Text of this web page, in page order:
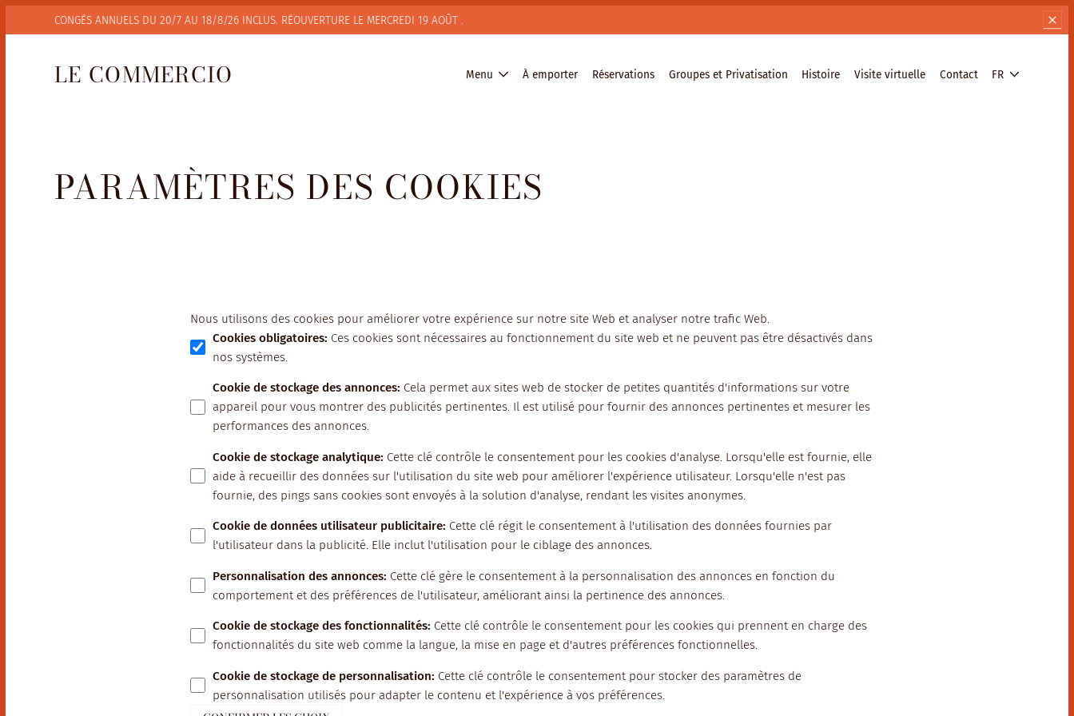
CONGÉS ANNUELS DU 20/7 AU 18/8/26 INCLUS. RÉOUVERTURE LE MERCREDI 19 AOÛT .
LE COMMERCIO Menu À emporter Réservations Groupes et Privatisation Histoire Visite virtuelle Contact FR
PARAMÈTRES DES COOKIES
Nous utilisons des cookies pour améliorer votre expérience sur notre site Web et analyser notre trafic Web.
Cookies obligatoires: Ces cookies sont nécessaires au fonctionnement du site web et ne peuvent pas être désactivés dans
nos systèmes.
Cookie de stockage des annonces: Cela permet aux sites web de stocker de petites quantités d'informations sur votre
appareil pour vous montrer des publicités pertinentes. Il est utilisé pour fournir des annonces pertinentes et mesurer les
performances des annonces.
Cookie de stockage analytique: Cette clé contrôle le consentement pour les cookies d'analyse. Lorsqu'elle est fournie, elle
aide à recueillir des données sur l'utilisation du site web pour améliorer l'expérience utilisateur. Lorsqu'elle n'est pas
fournie, des pings sans cookies sont envoyés à la solution d'analyse, rendant les visites anonymes.
Cookie de données utilisateur publicitaire: Cette clé régit le consentement à l'utilisation des données fournies par
l'utilisateur dans la publicité. Elle inclut l'utilisation pour le ciblage des annonces.
Personnalisation des annonces: Cette clé gère le consentement à la personnalisation des annonces en fonction du
comportement et des préférences de l'utilisateur, améliorant ainsi la pertinence des annonces.
Cookie de stockage des fonctionnalités: Cette clé contrôle le consentement pour les cookies qui prennent en charge des
fonctionnalités du site web comme la langue, la mise en page et d'autres préférences fonctionnelles.
Cookie de stockage de personnalisation: Cette clé contrôle le consentement pour stocker des paramètres de
personnalisation utilisés pour adapter le contenu et l'expérience à vos préférences.